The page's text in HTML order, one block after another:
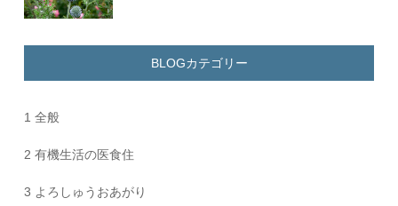
BLOGカテゴリー
1 全般
2 有機生活の医食住
3 よろしゅうおあがり